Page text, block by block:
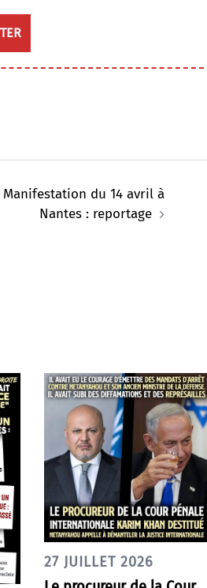
Manifestation du 14 avril à
Nantes : reportage
27 JUILLET 2026